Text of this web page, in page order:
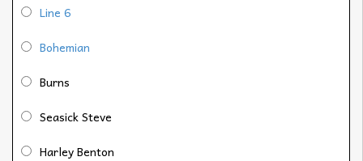
Line 6
Bohemian
Burns
Seasick Steve
Harley Benton